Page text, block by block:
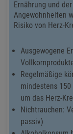
Ernährung und
Angewohnheiten
Risiko von Herz-
Ausgewogene
Regelmäßige
mindestens
um das Herz-
Nichtrauchen:
passiv)